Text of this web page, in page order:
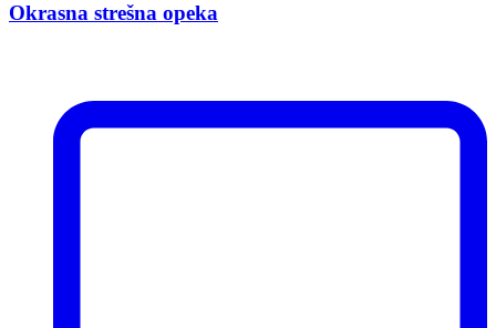
Okrasna strešna opeka